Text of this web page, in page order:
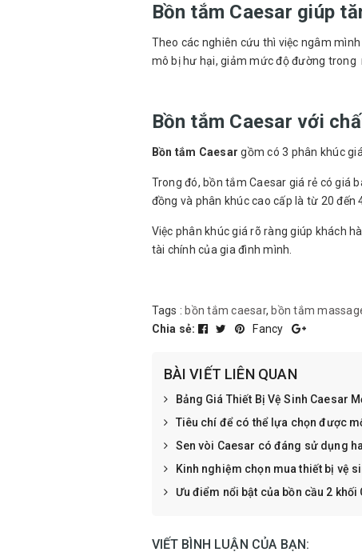
Bồn tắm Caesar giúp
Theo các nghiên cứu thì việc ngâm
mô bị hư hại, giảm mức độ đường trong
Bồn tắm Caesar với
Bồn tắm Caesar gồm có 3 phân khúc
Trong đó, bồn tắm Caesar giá rẻ có giá
đồng và phân khúc cao cấp là từ 20 đến
Việc phân khúc giá rõ ràng giúp khách
tài chính của gia đình mình.
Tags : bồn tắm caesar, bồn tắm
Chia sẻ:
Fancy
BÀI VIẾT LIÊN QUAN
Bảng Giá Thiết Bị Vệ Sinh Caesar
Tiêu chí để có thể lựa chọn được
Sen vòi Caesar có đáng sử dụng
Kinh nghiệm chọn mua thiết bị vệ
Ưu điểm nổi bật của bồn cầu 2 khối
VIẾT BÌNH LUẬN CỦA BẠN: